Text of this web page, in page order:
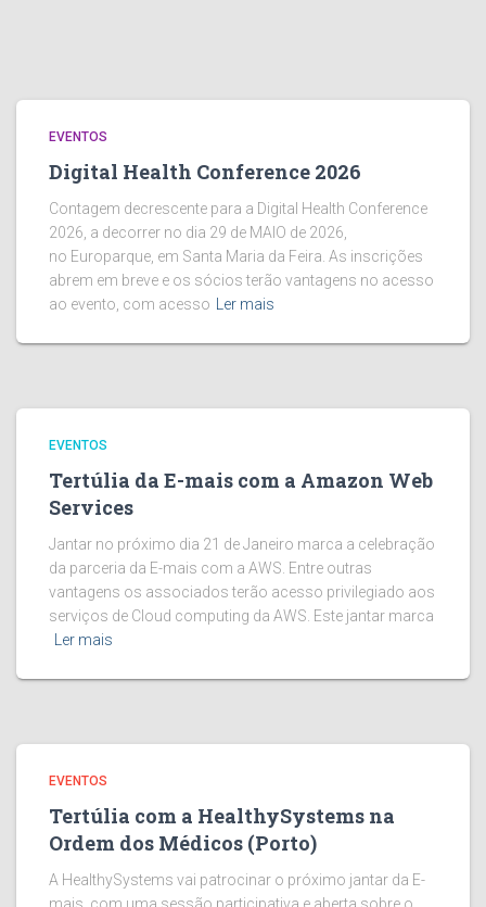
EVENTOS
Digital Health Conference 2026
Contagem decrescente para a Digital Health Conference
2026, a decorrer no dia 29 de MAIO de 2026,
no Europarque, em Santa Maria da Feira. As inscrições
abrem em breve e os sócios terão vantagens no acesso
ao evento, com acesso
Ler mais
EVENTOS
Tertúlia da E-mais com a Amazon Web
Services
Jantar no próximo dia 21 de Janeiro marca a celebração
da parceria da E-mais com a AWS. Entre outras
vantagens os associados terão acesso privilegiado aos
serviços de Cloud computing da AWS. Este jantar marca
Ler mais
EVENTOS
Tertúlia com a HealthySystems na
Ordem dos Médicos (Porto)
A HealthySystems vai patrocinar o próximo jantar da E-